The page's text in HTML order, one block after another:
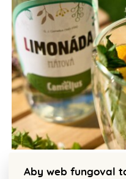
Věříme
Aby web fungoval